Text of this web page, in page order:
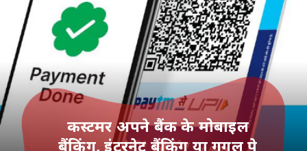
कस्‍टमर अपने बैंक के मोबाइल
बैंकिंग, इंटरनेट बैंकिंग या गूगल पे